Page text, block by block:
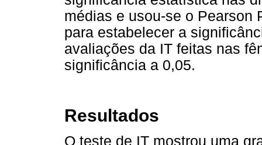
médias e usou-se o Pearson
para estabelecer a
avaliações da IT feitas nas
significância a 0,05.
Resultados
O teste de IT mostrou uma